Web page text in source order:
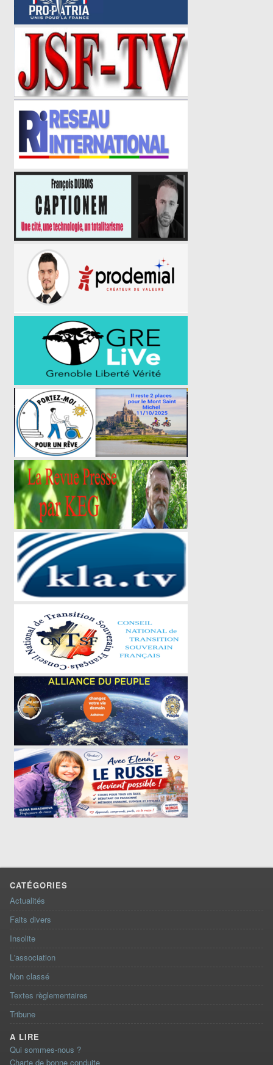
CATÉGORIES
Actualités
Faits divers
Insolite
L'association
Non classé
Textes règlementaires
Tribune
A LIRE
Qui sommes-nous ?
Charte de bonne conduite